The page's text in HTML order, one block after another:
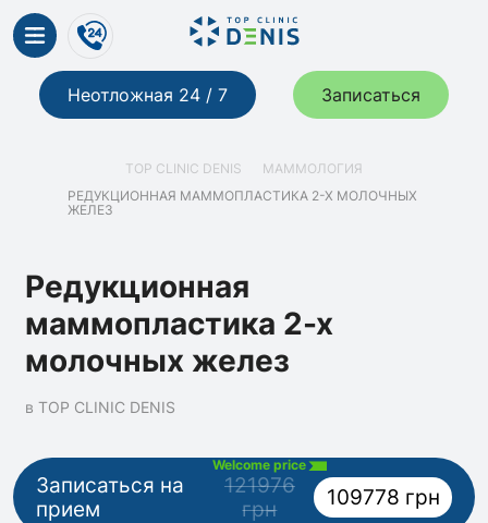
Неотложная 24 / 7 Записаться
TOP CLINIC DENIS
МАММОЛОГИЯ
РЕДУКЦИОННАЯ МАММОПЛАСТИКА 2-Х МОЛОЧНЫХ
ЖЕЛЕЗ
Редукционная
маммопластика 2-х
молочных желез
в TOP CLINIC DENIS
Записаться на
прием
Welcome price
121976
грн
109778 грн